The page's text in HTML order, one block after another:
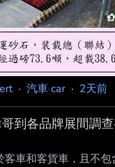
· 汽車 car· 2天前
到各品牌展間調
客車和客貨車，且不